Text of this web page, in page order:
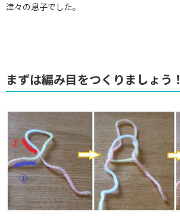
津々の息子でした。
まずは編み目をつくりましょう！